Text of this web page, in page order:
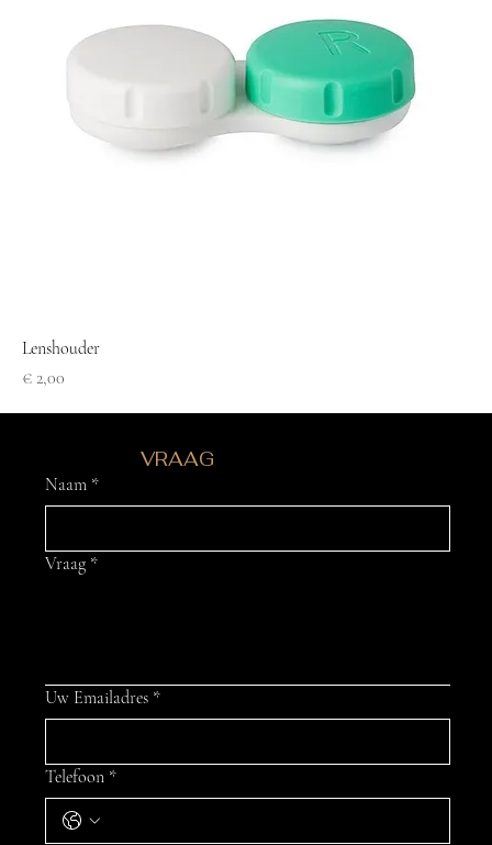
Lenshouder
Prijs
€ 2,00
HEB JE EENVRAAG
Naam *
Vraag *
Uw Emailadres *
Telefoon *